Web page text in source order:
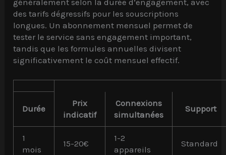
des tarifs dégressifs pour les souscriptions
longues. Un abonnement mensuel permet de
tester le service sans engagement important,
tandis que les formules annuelles divisent
significativement le coût mensuel effectif.
Durée
Prix
indicatif
Connexions
simultanées
Support
1
mois
15-20€
1-2
appareils
Standard